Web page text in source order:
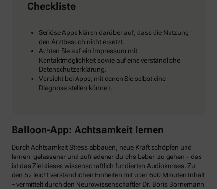
Checkliste
Seriöse Apps klären darüber auf, dass die Nutzung
den Arztbesuch nicht ersetzt.
Achten Sie auf ein Impressum mit
Kontaktmöglichkeit sowie auf eine verständliche
Datenschutzerklärung.
Vorsicht bei Apps, mit denen Sie selbst eine
Diagnose stellen können.
Balloon-App: Achtsamkeit lernen
Durch Achtsamkeit Stress abbauen, neue Kraft schöpfen und
lernen, gelassener und zufriedener durchs Leben zu gehen – das
ist das Ziel dieses wissenschaftlich fundierten Audiokurses. Zu
den 52 leicht verständlichen Einheiten mit über 600 Minuten Inhalt
– vermittelt durch den Neurowissenschaftler Dr. Boris Bornemann